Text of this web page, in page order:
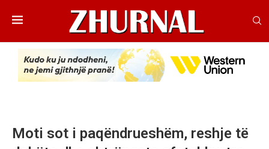
Moti sot i paqëndrueshëm, reshje të